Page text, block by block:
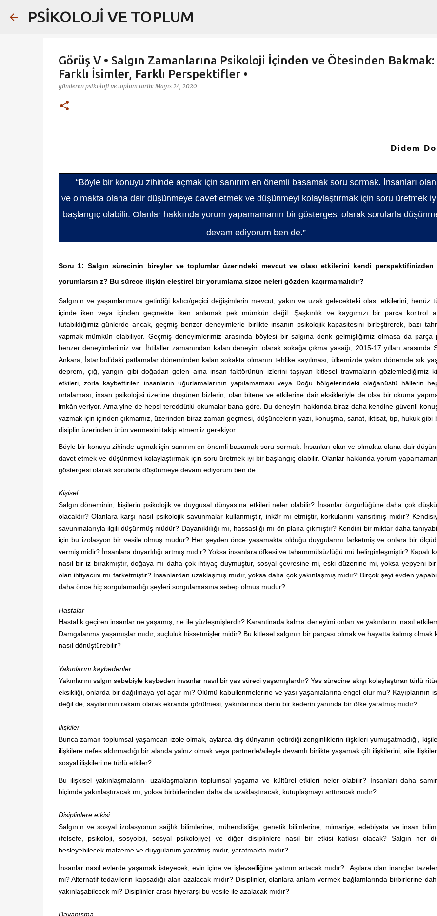
PSİKOLOJİ VE TOPLUM
Görüş V • Salgın Zamanlarına Psikoloji İçinden ve Ötesinden Bakmak:
Farklı İsimler, Farklı Perspektifler •
gönderen psikoloji ve toplum tarih:Mayıs 24, 2020
Didem
“Böyle bir konuyu zihinde açmak için sanırım en önemli basamak soru sormak. İnsanları olan
ve olmakta olana dair düşünmeye davet etmek ve düşünmeyi kolaylaştırmak için soru üretmek
başlangıç olabilir. Olanlar hakkında yorum yapamamanın bir göstergesi olarak sorularla
devam ediyorum ben de.”
Soru 1: Salgın sürecinin bireyler ve toplumlar üzerindeki mevcut ve olası etkilerini kendi perspektifinizden
yorumlarsınız? Bu sürece ilişkin eleştirel bir yorumlama sizce neleri gözden kaçırmamalıdır?
Salgının ve yaşamlarımıza getirdiği kalıcı/geçici değişimlerin mevcut, yakın ve uzak gelecekteki olası etkilerini, henüz
içinde iken veya içinden geçmekte iken anlamak pek mümkün değil. Şaşkınlık ve kaygımızı bir parça kontrol
tutabildiğimiz günlerde ancak, geçmiş benzer deneyimlerle birlikte insanın psikolojik kapasitesini birleştirerek, bazı
yapmak mümkün olabiliyor. Geçmiş deneyimlerimiz arasında böylesi bir salgına denk gelmişliğimiz olmasa da parça
benzer deneyimlerimiz var. İhtilaller zamanından kalan deneyim olarak sokağa çıkma yasağı, 2015-17 yılları arasında
Ankara, İstanbul’daki patlamalar döneminden kalan sokakta olmanın tehlike sayılması, ülkemizde yakın dönemde sık
deprem, çığ, yangın gibi doğadan gelen ama insan faktörünün izlerini taşıyan kitlesel travmaların gözlemlediğimiz
etkileri, zorla kaybettirilen insanların uğurlamalarının yapılamaması veya Doğu bölgelerindeki olağanüstü hâllerin
ortalaması, insan psikolojisi üzerine düşünen bizlerin, olan bitene ve etkilerine dair eksikleriyle de olsa bir okuma
imkân veriyor. Ama yine de hepsi tereddütlü okumalar bana göre. Bu deneyim hakkında biraz daha kendine güvenli
yazmak için içinden çıkmamız, üzerinden biraz zaman geçmesi, düşüncelerin yazı, konuşma, sanat, iktisat, tıp, hukuk gibi
disiplin üzerinden ürün vermesini takip etmemiz gerekiyor.
Böyle bir konuyu zihinde açmak için sanırım en önemli basamak soru sormak. İnsanları olan ve olmakta olana dair
davet etmek ve düşünmeyi kolaylaştırmak için soru üretmek iyi bir başlangıç olabilir. Olanlar hakkında yorum
göstergesi olarak sorularla düşünmeye devam ediyorum ben de.
Kişisel
Salgın döneminin, kişilerin psikolojik ve duygusal dünyasına etkileri neler olabilir? İnsanlar özgürlüğüne daha çok
olacaktır? Olanlara karşı nasıl psikolojik savunmalar kullanmıştır, inkâr mı etmiştir, korkularını yansıtmış mıdır?
savunmalarıyla ilgili düşünmüş müdür? Dayanıklılığı mı, hassaslığı mı ön plana çıkmıştır? Kendini bir miktar daha
için bu izolasyon bir vesile olmuş mudur? Her şeyden önce yaşamakta olduğu duygularını farketmiş ve onlara bir
vermiş midir? İnsanlara duyarlılığı artmış mıdır? Yoksa insanlara öfkesi ve tahammülsüzlüğü mü belirginleşmiştir? Kapalı
nasıl bir iz bırakmıştır, doğaya mı daha çok ihtiyaç duymuştur, sosyal çevresine mi, eski düzenine mi, yoksa yepyeni
olan ihtiyacını mı farketmiştir? İnsanlardan uzaklaşmış mıdır, yoksa daha çok yakınlaşmış mıdır? Birçok şeyi evden
daha önce hiç sorgulamadığı şeyleri sorgulamasına sebep olmuş mudur?
Hastalar
Hastalık geçiren insanlar ne yaşamış, ne ile yüzleşmişlerdir? Karantinada kalma deneyimi onları ve yakınlarını nasıl
Damgalanma yaşamışlar mıdır, suçluluk hissetmişler midir? Bu kitlesel salgının bir parçası olmak ve hayatta kalmış olmak
nasıl dönüştürebilir?
Yakınlarını kaybedenler
Yakınlarını salgın sebebiyle kaybeden insanlar nasıl bir yas süreci yaşamışlardır? Yas sürecine akışı kolaylaştıran türlü
eksikliği, onlarda bir dağılmaya yol açar mı? Ölümü kabullenmelerine ve yası yaşamalarına engel olur mu? Kayıplarının
değil de, sayılarının rakam olarak ekranda görülmesi, yakınlarında derin bir kederin yanında bir öfke yaratmış mıdır?
İlişkiler
Bunca zaman toplumsal yaşamdan izole olmak, aylarca dış dünyanın getirdiği zenginliklerin ilişkileri yumuşatmadığı,
ilişkilere nefes aldırmadığı bir alanda yalnız olmak veya partnerle/aileyle devamlı birlikte yaşamak çift ilişkilerini, aile
sosyal ilişkileri ne türlü etkiler?
Bu ilişkisel yakınlaşmaların- uzaklaşmaların toplumsal yaşama ve kültürel etkileri neler olabilir? İnsanları daha
biçimde yakınlaştıracak mı, yoksa birbirlerinden daha da uzaklaştıracak, kutuplaşmayı arttıracak mıdır?
Disiplinlere etkisi
Salgının ve sosyal izolasyonun sağlık bilimlerine, mühendisliğe, genetik bilimlerine, mimariye, edebiyata ve insan
(felsefe, psikoloji, sosyoloji, sosyal psikolojiye) ve diğer disiplinlere nasıl bir etkisi katkısı olacak? Salgın her
besleyebilecek malzeme ve duygulanım yaratmış mıdır, yaratmakta mıdır?
İnsanlar nasıl evlerde yaşamak isteyecek, evin içine ve işlevselliğine yatırım artacak mıdır? Aşılara olan inançlar
mi? Alternatif tedavilerin kapsadığı alan azalacak mıdır? Disiplinler, olanlara anlam vermek bağlamlarında birbirlerine
yakınlaşabilecek mi? Disiplinler arası hiyerarşi bu vesile ile azalacak mıdır?
Dayanışma